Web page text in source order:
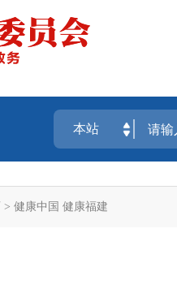
> 健康中国 健康福建